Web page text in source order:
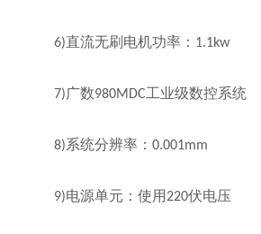
6)直流无刷电机功率： 1.1kw
7)广数980MDC工业级数控系统
8)系统分辨率： 0.001mm
9)电源单元：使用220伏电压